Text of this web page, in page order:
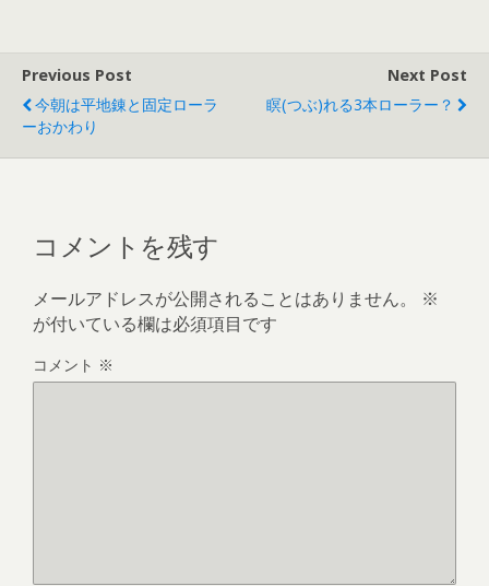
Previous Post
今朝は平地錬と固定ローラ
ーおかわり
Next Post
瞑(つぶ)れる3本ローラー？
コメントを残す
メールアドレスが公開されることはありません。
※
が付いている欄は必須項目です
コメント ※